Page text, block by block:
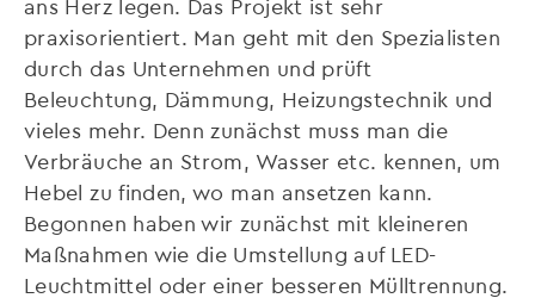
ans Herz legen. Das Projekt ist sehr
praxisorientiert. Man geht mit den Spezialisten
durch das Unternehmen und prüft
Beleuchtung, Dämmung, Heizungstechnik und
vieles mehr. Denn zunächst muss man die
Verbräuche an Strom, Wasser etc. kennen, um
Hebel zu finden, wo man ansetzen kann.
Begonnen haben wir zunächst mit kleineren
Maßnahmen wie die Umstellung auf LED-
Leuchtmittel oder einer besseren Mülltrennung.